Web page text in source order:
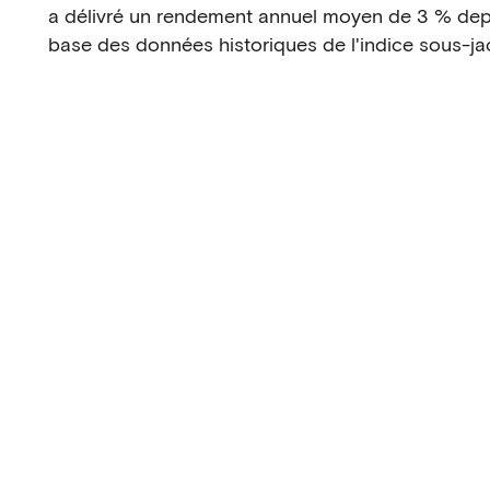
a délivré un rendement annuel moyen de 3 %
base des données historiques de l'indice sous-